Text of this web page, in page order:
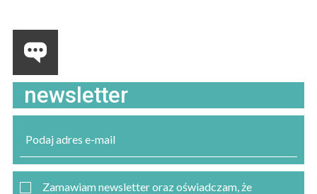
newsletter
Zamawiam newsletter oraz oświadczam, że